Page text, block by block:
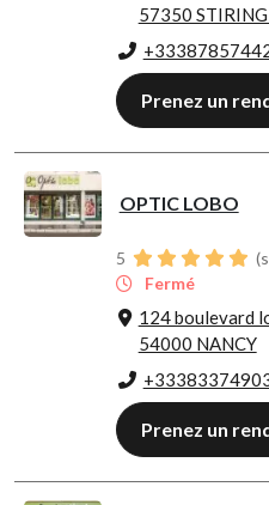
57350
Prenez un
OPTIC LOBO
5
Fermé
124 boulevard
54000 NANCY
Prenez un